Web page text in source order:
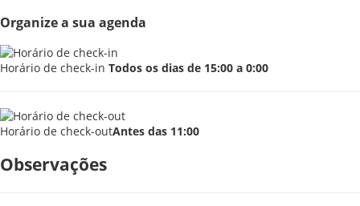
Organize a sua agenda
Horário de check-in Todos os dias de 15:00 a 0:00
Horário de check-outAntes das 11:00
Observações